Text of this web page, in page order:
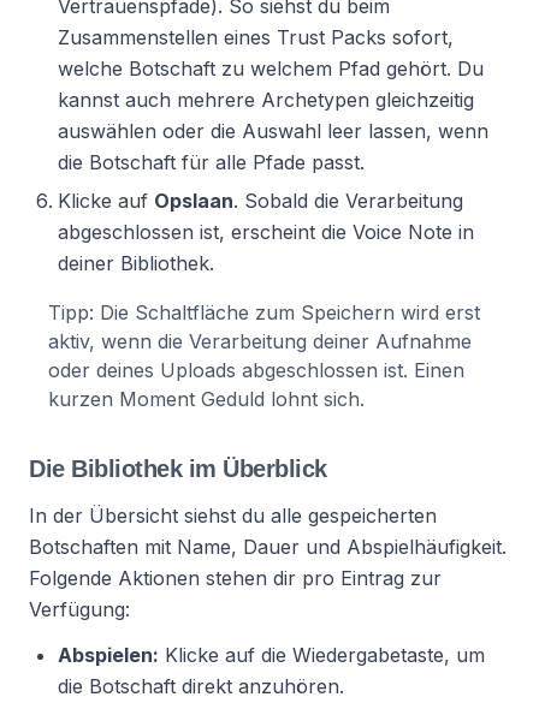
Vertrauenspfade). So siehst du beim
Zusammenstellen eines Trust Packs sofort,
welche Botschaft zu welchem Pfad gehört. Du
kannst auch mehrere Archetypen gleichzeitig
auswählen oder die Auswahl leer lassen, wenn
die Botschaft für alle Pfade passt.
Klicke auf Opslaan. Sobald die Verarbeitung
abgeschlossen ist, erscheint die Voice Note in
deiner Bibliothek.
Tipp: Die Schaltfläche zum Speichern wird erst
aktiv, wenn die Verarbeitung deiner Aufnahme
oder deines Uploads abgeschlossen ist. Einen
kurzen Moment Geduld lohnt sich.
Die Bibliothek im Überblick
In der Übersicht siehst du alle gespeicherten
Botschaften mit Name, Dauer und Abspielhäufigkeit.
Folgende Aktionen stehen dir pro Eintrag zur
Verfügung:
Abspielen: Klicke auf die Wiedergabetaste, um
die Botschaft direkt anzuhören.